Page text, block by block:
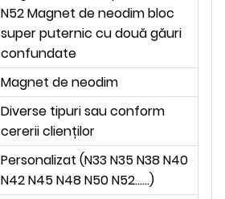
N52 Magnet de neodim bloc
super puternic cu două găuri
confundate
Magnet de neodim
Diverse tipuri sau conform
cererii clienților
Personalizat (N33 N35 N38 N40
N42 N45 N48 N50 N52......)